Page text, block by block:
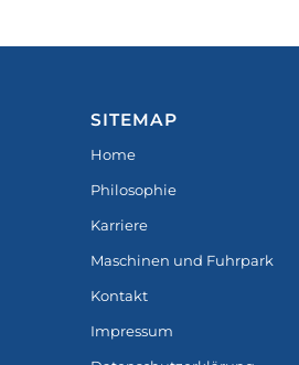
SITEMAP
Home
Philosophie
Karriere
Maschinen und Fuhrpark
Kontakt
Impressum